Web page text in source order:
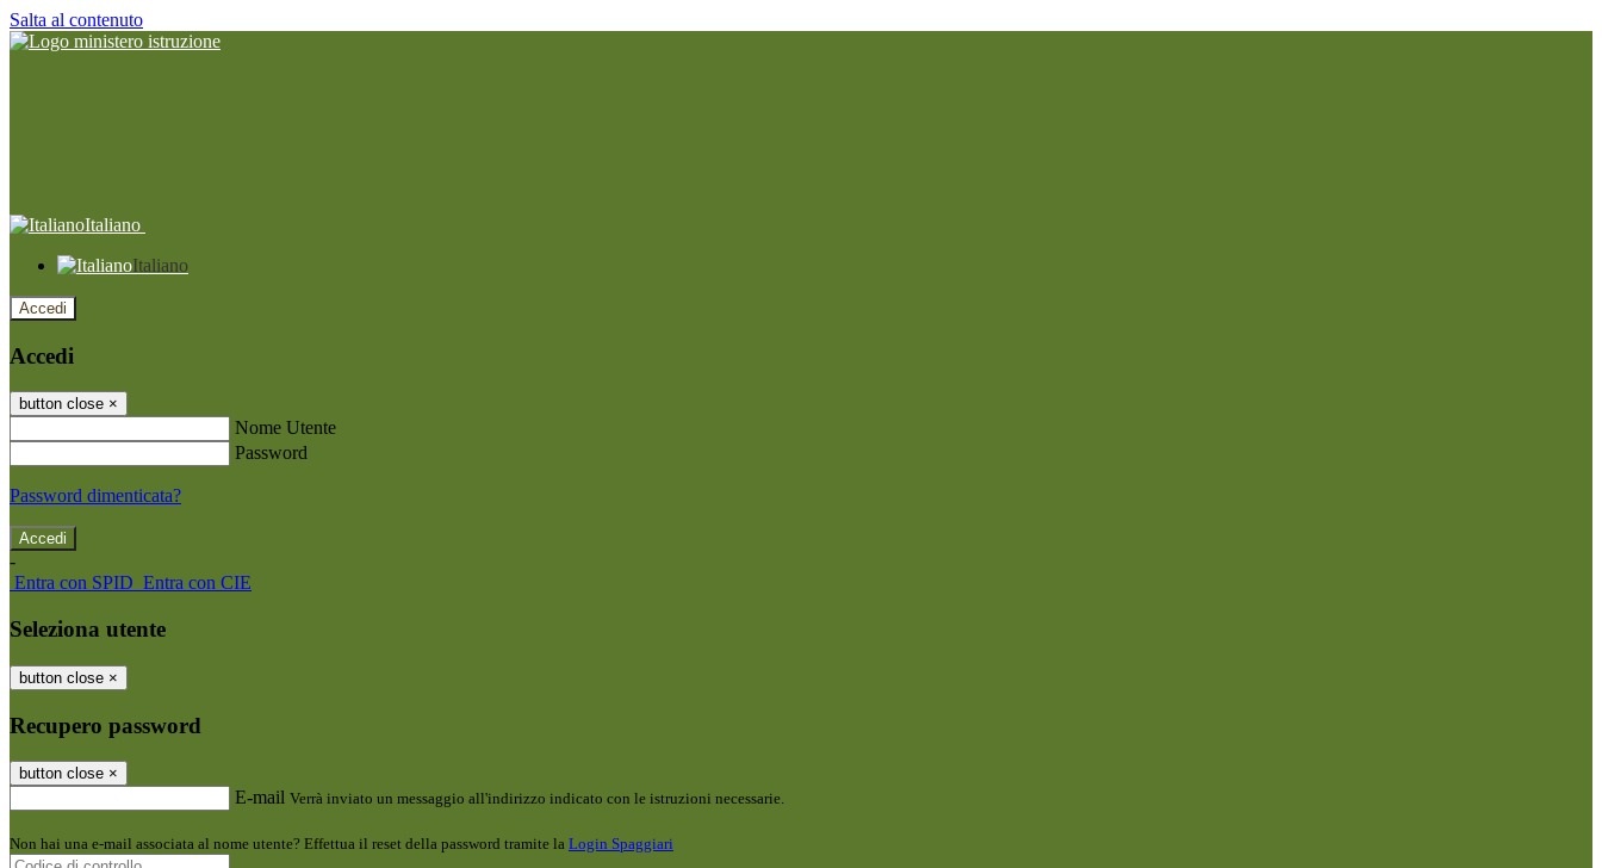
Salta al contenuto
Italiano
Italiano
Accedi
Accedi
button close ×
Nome Utente
Password
Password dimenticata?
-
Entra con SPID Entra con CIE
Seleziona utente
button close ×
Recupero password
button close ×
E-mail Verrà inviato un messaggio all'indirizzo indicato con le istruzioni necessarie.
Non hai una e-mail associata al nome utente? Effettua il reset della password tramite la Login Spaggiari